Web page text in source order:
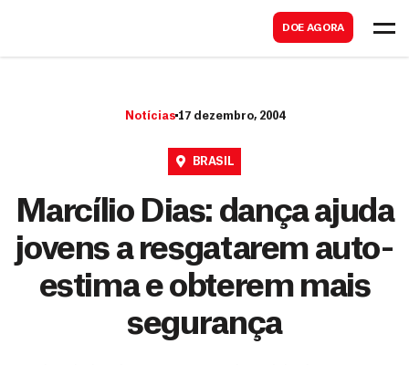
DOE AGORA
Notícias 17 dezembro, 2004
BRASIL
Marcílio Dias: dança ajuda
jovens a resgatarem auto-
estima e obterem mais
segurança
a
r